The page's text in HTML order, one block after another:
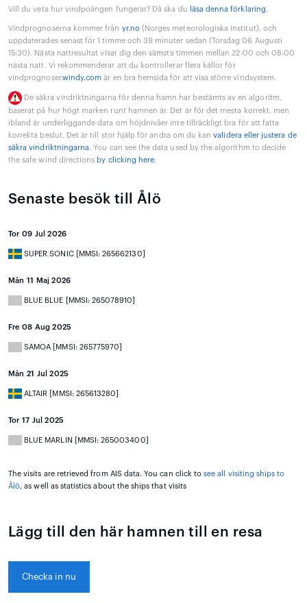
Vill du veta hur vindpoängen fungerar? Då ska du läsa denna förklaring.
Vindprognoserna kommer från yr.no (Norges meteorologiska institut), och
uppdaterades senast för 1 timme och 39 minuter sedan (Torsdag 06 Augusti
15:30). Nästa nattresultat visar dig den sämsta timmen mellan 22:00 och 08:00
nästa natt. Vi rekommenderar att du kontrollerar flera källor för
vindprognoser.windy.com är en bra hemsida för att visa större vindsystem.
De säkra vindriktningarna för denna hamn har bestämts av en algoritm,
baserat på hur högt marken runt hamnen är. Det är för det mesta korrekt, men
ibland är underliggande data om höjdnivåer inte tillräckligt bra för att fatta
korrekta beslut. Det är till stor hjälp för andra om du kanvalidera eller justera de
säkra vindriktningarna. You can see the data used by the algorithm to decide
the safe wind directions by clicking here.
Senaste besök till Ålö
Tor 09 Jul 2026
SUPER SONIC [MMSI: 265662130]
Mån 11 Maj 2026
BLUE BLUE [MMSI: 265078910]
Fre 08 Aug 2025
SAMOA [MMSI: 265775970]
Mån 21 Jul 2025
ALTAIR [MMSI: 265613280]
Tor 17 Jul 2025
BLUE MARLIN [MMSI: 265003400]
The visits are retrieved from AIS data. You can click tosee all visiting ships to
Ålö, as well as statistics about the ships that visits
Lägg till den här hamnen till en resa
Checka in nu